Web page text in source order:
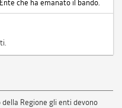
che ha emanato il bando.
Regione gli enti devono